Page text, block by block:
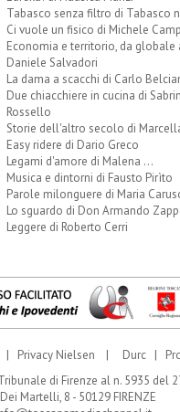
Tabasco senza filtro di Tabasco
Ci vuole un fisico di Michele
Economia e territorio, da globale
Daniele Salvadori
La dama a scacchi di Carlo
Due chiacchiere in cucina di
Rossello
Storie dell'altro secolo di
Easy ridere di Dario Greco
Legami d'amore di Malena ...
Musica e dintorni di Fausto Pirìto
Parole milonguere di Maria
Lo sguardo di Don Armando
Leggere di Roberto Cerri
| Privacy Nielsen | Durc |
di Firenze al n. 5935 del
Martelli, 8 - 50129 FIRENZE